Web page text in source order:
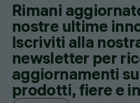
Rimani
nostre ultime
Iscriviti alla
newsletter per
aggiornamenti
prodotti, fiere e